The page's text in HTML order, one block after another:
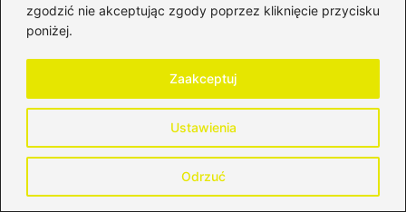
zgodzić nie akceptując zgody poprzez kliknięcie przycisku
poniżej.
Ustawienia
Odrzuć
Zaakceptuj
poziom ryzyka. Na przykład, jeżeli
planujesz budować kapitał na emeryturę,
skoncentruj się na długoterminowych
inwestycjach w stabilne aktywa, takie jak
akcje dużych, dywidendowych firm.
Regularnie przeglądaj i aktualizuj plan w
odpowiedzi na zmiany w życiu,
jednocześnie unikając impulsywnych